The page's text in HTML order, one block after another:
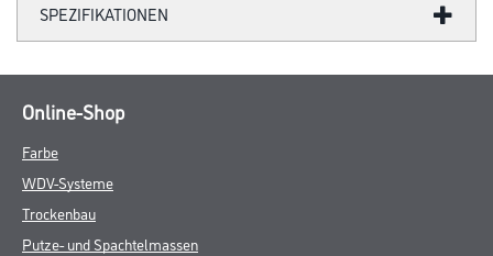
SPEZIFIKATIONEN
Online-Shop
Farbe
WDV-Systeme
Trockenbau
Putze- und Spachtelmassen